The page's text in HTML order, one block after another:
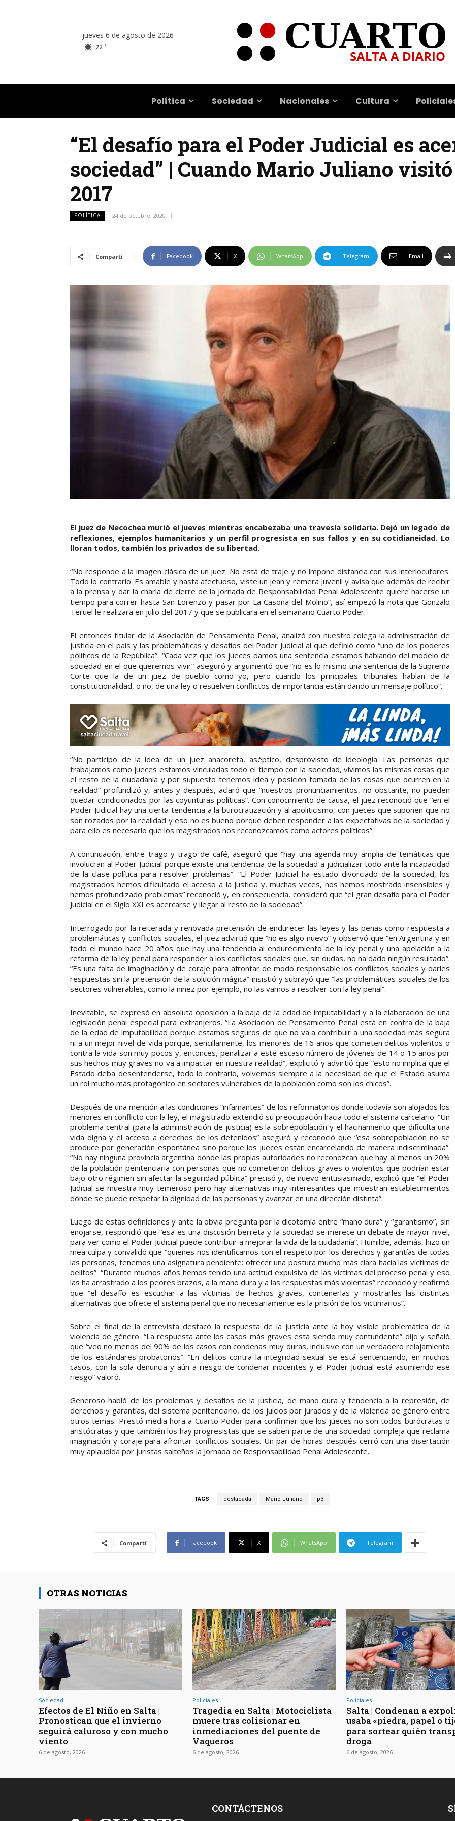
jueves 6 de agosto de 2026
22 C
Política Sociedad Nacionales Cultura
“El desafío para el Poder Judicial es
sociedad” | Cuando Mario Juliano
2017
POLÍTICA 24 de octubre, 2020
Compartí Facebook X WhatsApp Telegram Email
El juez de Necochea murió el jueves mientras encabezaba una travesía solidaria. Dejó un legado de
reflexiones, ejemplos humanitarios y un perfil progresista en sus fallos y en su cotidianeidad. Lo
lloran todos, también los privados de su libertad.
“No responde a la imagen clásica de un juez. No está de traje y no impone distancia con sus interlocutores.
Todo lo contrario. Es amable y hasta afectuoso, viste un jean y remera juvenil y avisa que además de recibir
a la prensa y dar la charla de cierre de la Jornada de Responsabilidad Penal Adolescente quiere hacerse un
tiempo para correr hasta San Lorenzo y pasar por La Casona del Molino”, así empezó la nota que Gonzalo
Teruel le realizara en julio del 2017 y que se publicara en el semanario Cuarto Poder.
El entonces titular de la Asociación de Pensamiento Penal, analizó con nuestro colega la administración de
justicia en el país y las problemáticas y desafíos del Poder Judicial al que definió como “uno de los poderes
políticos de la República”. “Cada vez que los jueces damos una sentencia estamos hablando del modelo de
sociedad en el que queremos vivir” aseguró y argumentó que “no es lo mismo una sentencia de la Suprema
Corte que la de un juez de pueblo como yo, pero cuando los principales tribunales hablan de la
constitucionalidad, o no, de una ley o resuelven conflictos de importancia están dando un mensaje político”.
“No participo de la idea de un juez anacoreta, aséptico, desprovisto de ideología. Las personas que
trabajamos como jueces estamos vinculadas todo el tiempo con la sociedad, vivimos las mismas cosas que
el resto de la ciudadanía y por supuesto tenemos idea y posición tomada de las cosas que ocurren en la
realidad” profundizó y, antes y después, aclaró que “nuestros pronunciamientos, no obstante, no pueden
quedar condicionados por las coyunturas políticas”. Con conocimiento de causa, el juez reconoció que “en el
Poder Judicial hay una cierta tendencia a la burocratización y al apoliticismo, con jueces que suponen que no
son rozados por la realidad y eso no es bueno porque deben responder a las expectativas de la sociedad y
para ello es necesario que los magistrados nos reconozcamos como actores políticos”.
A continuación, entre trago y trago de café, aseguró que “hay una agenda muy amplia de temáticas que
involucran al Poder Judicial porque existe una tendencia de la sociedad a judicializar todo ante la incapacidad
de la clase política para resolver problemas”. “El Poder Judicial ha estado divorciado de la sociedad, los
magistrados hemos dificultado el acceso a la justicia y, muchas veces, nos hemos mostrado insensibles y
hemos profundizado problemas” reconoció y, en consecuencia, consideró que “el gran desafío para el Poder
Judicial en el Siglo XXI es acercarse y llegar al resto de la sociedad”.
Interrogado por la reiterada y renovada pretensión de endurecer las leyes y las penas como respuesta a
problemáticas y conflictos sociales, el juez advirtió que “no es algo nuevo” y observó que “en Argentina y en
todo el mundo hace 20 años que hay una tendencia al endurecimiento de la ley penal y una apelación a la
reforma de la ley penal para responder a los conflictos sociales que, sin dudas, no ha dado ningún resultado”.
“Es una falta de imaginación y de coraje para afrontar de modo responsable los conflictos sociales y darles
respuestas sin la pretensión de la solución mágica” insistió y subrayó que “las problemáticas sociales de los
sectores vulnerables, como la niñez por ejemplo, no las vamos a resolver con la ley penal”.
Inevitable, se expresó en absoluta oposición a la baja de la edad de imputabilidad y a la elaboración de una
legislación penal especial para extranjeros. “La Asociación de Pensamiento Penal está en contra de la baja
de la edad de imputabilidad porque estamos seguros de que no va a contribuir a una sociedad más segura
ni a un mejor nivel de vida porque, sencillamente, los menores de 16 años que cometen delitos violentos o
contra la vida son muy pocos y, entonces, penalizar a este escaso número de jóvenes de 14 o 15 años por
sus hechos muy graves no va a impactar en nuestra realidad”, explicitó y advirtió que “esto no implica que el
Estado deba desentenderse, todo lo contrario, volvemos siempre a la necesidad de que el Estado asuma
un rol mucho más protagónico en sectores vulnerables de la población como son los chicos”.
Después de una mención a las condiciones “infamantes” de los reformatorios donde todavía son alojados los
menores en conflicto con la ley, el magistrado extendió su preocupación hacia todo el sistema carcelario. “Un
problema central (para la administración de justicia) es la sobrepoblación y el hacinamiento que dificulta una
vida digna y el acceso a derechos de los detenidos” aseguró y reconoció que “esa sobrepoblación no se
produce por generación espontánea sino porque los jueces están encarcelando de manera indiscriminada”.
“No hay ninguna provincia argentina dónde las propias autoridades no reconozcan que hay al menos un 20%
de la población penitenciaria con personas que no cometieron delitos graves o violentos que podrían estar
bajo otro régimen sin afectar la seguridad pública” precisó y, de nuevo entusiasmado, explicó que “el Poder
Judicial se muestra muy temeroso pero hay alternativas muy interesantes que muestran establecimientos
dónde se puede respetar la dignidad de las personas y avanzar en una dirección distinta”.
Luego de estas definiciones y ante la obvia pregunta por la dicotomía entre “mano dura” y “garantismo”, sin
enojarse, respondió que “esa es una discusión berreta y la sociedad se merece un debate de mayor nivel,
para ver como el Poder Judicial puede contribuir a mejorar la vida de la ciudadanía”. Humilde, además, hizo un
mea culpa y convalidó que “quienes nos identificamos con el respeto por los derechos y garantías de todas
las personas, tenemos una asignatura pendiente: ofrecer una postura mucho más clara hacia las víctimas de
delitos”. “Durante muchos años hemos tenido una actitud expulsiva de las victimas del proceso penal y eso
las ha arrastrado a los peores brazos, a la mano dura y a las respuestas más violentas” reconoció y reafirmó
que “el desafío es escuchar a las víctimas de hechos graves, contenerlas y mostrarles las distintas
alternativas que ofrece el sistema penal que no necesariamente es la prisión de los victimarios”.
Sobre el final de la entrevista destacó la respuesta de la justicia ante la hoy visible problemática de la
violencia de género. “La respuesta ante los casos más graves está siendo muy contundente” dijo y señaló
que “veo no menos del 90% de los casos con condenas muy duras, inclusive con un verdadero relajamiento
de los estándares probatorios”. “En delitos contra la integridad sexual se está sentenciando, en muchos
casos, con la sola denuncia y aún a riesgo de condenar inocentes y el Poder Judicial está asumiendo ese
riesgo” valoró.
Generoso habló de los problemas y desafíos de la justicia, de mano dura y tendencia a la represión, de
derechos y garantías, del sistema penitenciario, de los juicios por jurados y de la violencia de género entre
otros temas. Prestó media hora a Cuarto Poder para confirmar que los jueces no son todos burócratas o
aristócratas y que también los hay progresistas que se saben parte de una sociedad compleja que reclama
imaginación y coraje para afrontar conflictos sociales. Un par de horas después cerró con una disertación
muy aplaudida por juristas salteños la Jornada de Responsabilidad Penal Adolescente.
TAGS destacada Mario Juliano p3
Compartí Facebook X WhatsApp Telegram
OTRAS NOTICIAS
Sociedad
Efectos de El Niño en Salta |
Pronostican que el invierno
seguirá caluroso y con mucho
viento
6 de agosto, 2026
Policiales
Tragedia en Salta | Motociclista
muere tras colisionar en
inmediaciones del puente de
Vaqueros
6 de agosto, 2026
Policiales
Salta | Condenan a
usaba «piedra, papel o
para sortear quién
droga
6 de agosto, 2026
CONTÁCTENOS